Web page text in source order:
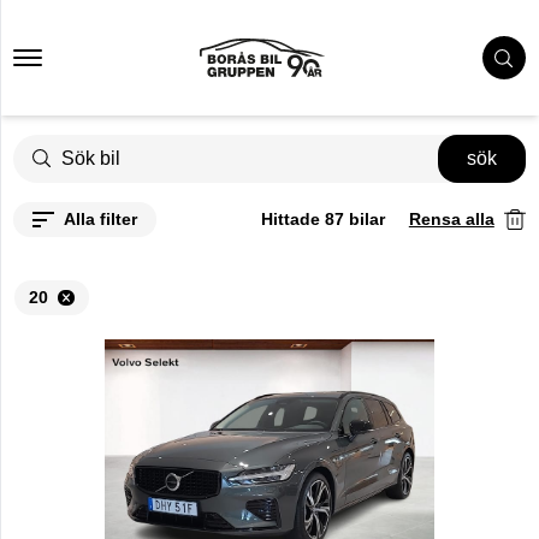
Bilmärke
Modell
Mätarställning
sök
Alla filter Hittade 87 bilar Rensa alla
20